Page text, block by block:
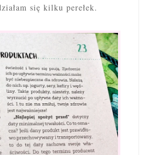
się kilku perełek.